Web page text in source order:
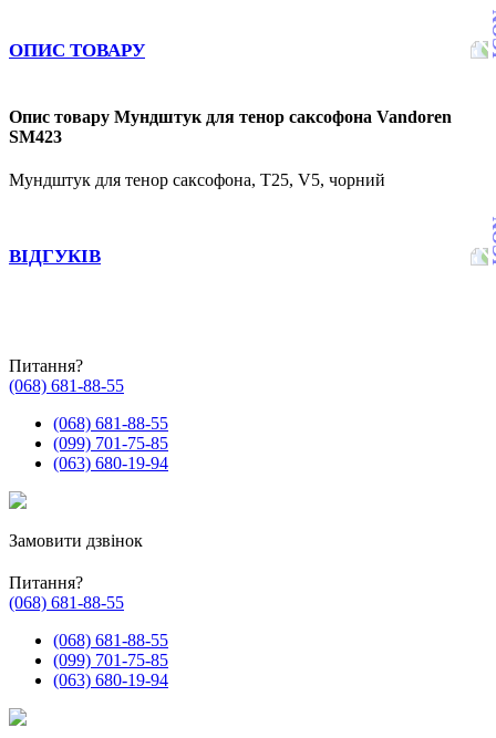
ОПИС ТОВАРУ
Опис товару Мундштук для тенор саксофона Vandoren
SM423
Мундштук для тенор саксофона, T25, V5, чорний
ВІДГУКІВ
Питання?
(068) 681-88-55
(068) 681-88-55
(099) 701-75-85
(063) 680-19-94
Замовити дзвінок
Питання?
(068) 681-88-55
(068) 681-88-55
(099) 701-75-85
(063) 680-19-94